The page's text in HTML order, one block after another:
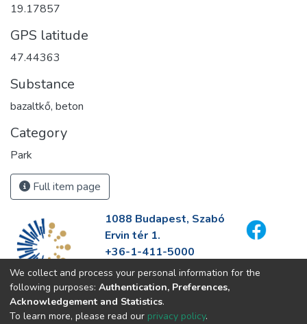
19.17857
GPS latitude
47.44363
Substance
bazaltkő, beton
Category
Park
Full item page
1088 Budapest, Szabó
Ervin tér 1.
+36-1-411-5000
info@fszek.hu
https://fszek.hu
We collect and process your personal information for the
following purposes: Authentication, Preferences,
Acknowledgement and Statistics.
To learn more, please read our privacy policy.